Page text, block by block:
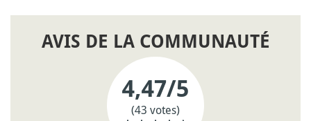
AVIS DE LA COMMUNAUTÉ
4,47/5
(43 votes)